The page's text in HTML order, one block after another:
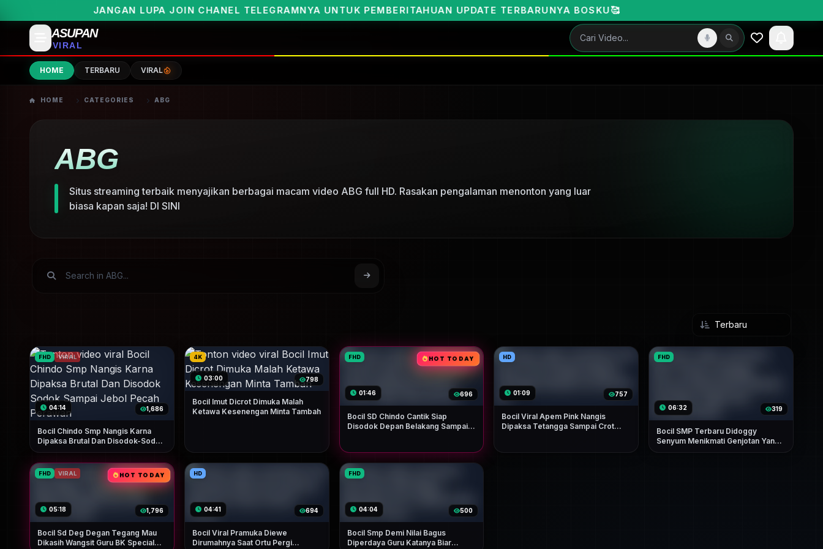
JANGAN LUPA JOIN CHANEL TELEGRAMNYA UNTUK PEMBERITAHUAN UPDATE TERBARUNYA BOSKU🥰
ASUPAN
VIRAL
HOME TERBARU VIRAL
HOME CATEGORIES ABG
ABG
Situs streaming terbaik menyajikan berbagai macam video ABG full HD. Rasakan pengalaman menonton yang luar
biasa kapan saja! DI SINI
FHD VIRAL
04:14 1,686
Bocil Chindo Smp Nangis Karna
Dipaksa Brutal Dan Disodok-Sodok
Sampai Jebol Pecah Perawan
4K
03:00 798
Bocil Imut Dicrot Dimuka Malah
Ketawa Kesenengan Minta Tambah
FHD
01:46 696
HOT TODAY
Bocil SD Chindo Cantik Siap
Disodok Depan Belakang Sampai
HD
01:09 757
Bocil Viral Apem Pink Nangis
Dipaksa Tetangga Sampai Crot
FHD
06:32 319
Bocil SMP Terbaru Didoggy
Senyum Menikmati Genjotan Yang
Bikin Nagih Dan Menggairahkan
FHD VIRAL
05:18 1,796
HOT TODAY
Bocil Sd Deg Degan Tegang Mau
Dikasih Wangsit Guru BK Special
HD
04:41 694
Bocil Viral Pramuka Diewe
Dirumahnya Saat Ortu Pergi
FHD
04:04 500
Bocil Smp Demi Nilai Bagus
Diperdaya Guru Katanya Biar